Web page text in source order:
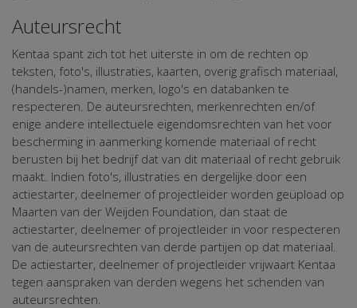
Auteursrecht
Kentaa spant zich tot het uiterste in om de rechten op
teksten, foto's, illustraties, kaarten, overig grafisch materiaal,
(handels-)namen, merken, logo's en databanken te
respecteren. De auteursrechten, merkenrechten en/of
enige andere intellectuele eigendomsrechten van het voor
bescherming in aanmerking komende materiaal of recht
berusten bij het bedrijf dat van dit materiaal of recht gebruik
maakt. Indien foto's, illustraties en dergelijke door een
actiestarter, deelnemer of projectleider worden geüpload op
Maarten van der Weijden Foundation, dan staat de
actiestarter, deelnemer of projectleider in voor respecteren
van de auteursrechten van derde partijen op dat materiaal.
De actiestarter, deelnemer of projectleider vrijwaart Kentaa
tegen aanspraken van derden wegens het schenden van
auteursrechten.